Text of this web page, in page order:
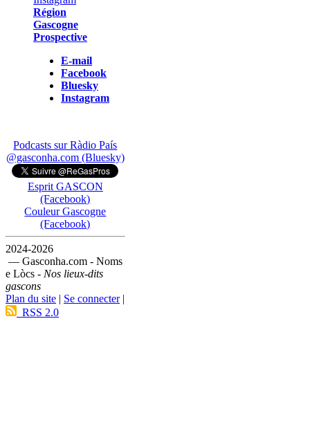
Région
Gascogne
Prospective
E-mail
Facebook
Bluesky
Instagram
Podcasts sur Ràdio País
@gasconha.com (Bluesky)
Esprit GASCON
(Facebook)
Couleur Gascogne
(Facebook)
2024-2026
— Gasconha.com - Noms
e Lòcs - Nos lieux-dits
gascons
Plan du site | Se connecter|
RSS 2.0